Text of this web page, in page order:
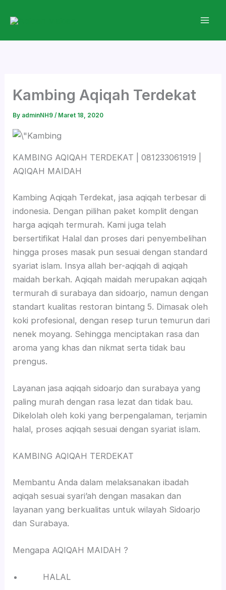
Kambing Aqiqah Terdekat
By adminNH9/ Maret 18, 2020
KAMBING AQIQAH TERDEKAT | 081233061919 |
AQIQAH MAIDAH
Kambing Aqiqah Terdekat, jasa aqiqah terbesar di
indonesia. Dengan pilihan paket komplit dengan
harga aqiqah termurah. Kami juga telah
bersertifikat Halal dan proses dari penyembelihan
hingga proses masak pun sesuai dengan standard
syariat islam. Insya allah ber-aqiqah di aqiqah
maidah berkah. Aqiqah maidah merupakan aqiqah
termurah di surabaya dan sidoarjo, namun dengan
standart kualitas restoran bintang 5. Dimasak oleh
koki profesional, dengan resep turun temurun dari
nenek moyang. Sehingga menciptakan rasa dan
aroma yang khas dan nikmat serta tidak bau
prengus.
Layanan jasa aqiqah sidoarjo dan surabaya yang
paling murah dengan rasa lezat dan tidak bau.
Dikelolah oleh koki yang berpengalaman, terjamin
halal, proses aqiqah sesuai dengan syariat islam.
KAMBING AQIQAH TERDEKAT
Membantu Anda dalam melaksanakan ibadah
aqiqah sesuai syari’ah dengan masakan dan
layanan yang berkualitas untuk wilayah Sidoarjo
dan Surabaya.
Mengapa AQIQAH MAIDAH ?
HALAL